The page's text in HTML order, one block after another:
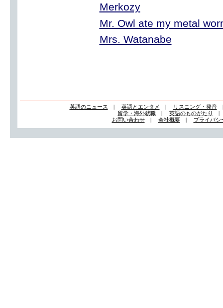
Merkozy
Mr. Owl ate my metal
Mrs. Watanabe
英語のニュース | 英語とエンタメ | リスニング・発音
留学・海外就職| 英語のものがたり
お問い合わせ| 会社概要| プライバシ